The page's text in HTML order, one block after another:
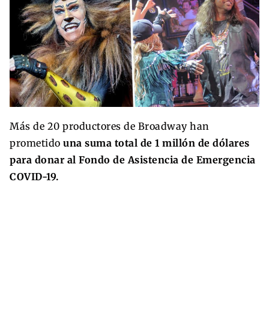
Más de 20 productores de Broadway han
prometido una suma total de 1 millón de dólares
para donar al Fondo de Asistencia de Emergencia
COVID-19.